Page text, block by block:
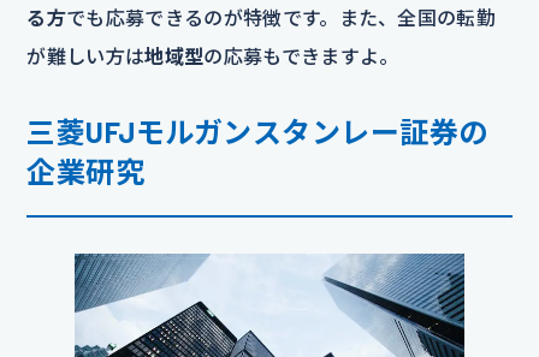
る方でも応募できるのが特徴です。また、全国の転勤
が難しい方は地域型の応募もできますよ。
三菱UFJモルガンスタンレー証券の
企業研究